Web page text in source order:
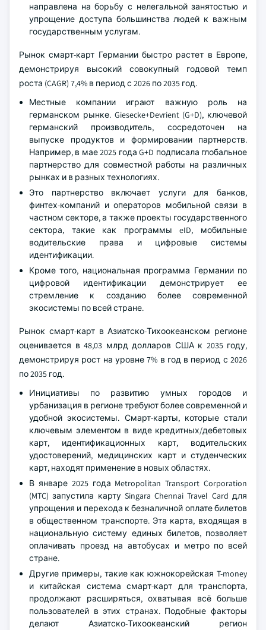
направлена на борьбу с нелегальной занятостью и
упрощение доступа большинства людей к важным
государственным услугам.
Рынок смарт-карт Германии быстро растет в Европе,
демонстрируя высокий совокупный годовой темп
роста (CAGR) 7,4% в период с 2026 по 2035 год.
Местные компании играют важную роль на
германском рынке. Giesecke+Devrient (G+D), ключевой
германский производитель, сосредоточен на
выпуске продуктов и формировании партнерств.
Например, в мае 2025 года G+D подписала глобальное
партнерство для совместной работы на различных
рынках и в разных технологиях.
Это партнерство включает услуги для банков,
финтех-компаний и операторов мобильной связи в
частном секторе, а также проекты государственного
сектора, такие как программы eID, мобильные
водительские права и цифровые системы
идентификации.
Кроме того, национальная программа Германии по
цифровой идентификации демонстрирует ее
стремление к созданию более современной
экосистемы по всей стране.
Рынок смарт-карт в Азиатско-Тихоокеанском регионе
оценивается в 48,03 млрд долларов США к 2035 году,
демонстрируя рост на уровне 7% в год в период с 2026
по 2035 год.
Инициативы по развитию умных городов и
урбанизация в регионе требуют более современной и
удобной экосистемы. Смарт-карты, которые стали
ключевым элементом в виде кредитных/дебетовых
карт, идентификационных карт, водительских
удостоверений, медицинских карт и студенческих
карт, находят применение в новых областях.
В январе 2025 года Metropolitan Transport Corporation
(MTC) запустила карту Singara Chennai Travel Card для
упрощения и перехода к безналичной оплате билетов
в общественном транспорте. Эта карта, входящая в
национальную систему единых билетов, позволяет
оплачивать проезд на автобусах и метро по всей
стране.
Другие примеры, такие как южнокорейская T-money
и китайская система смарт-карт для транспорта,
продолжают расширяться, охватывая всё больше
пользователей в этих странах. Подобные факторы
делают Азиатско-Тихоокеанский регион